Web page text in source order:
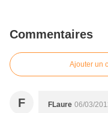
Commentaires
Ajouter un
F FLaure 06/03/